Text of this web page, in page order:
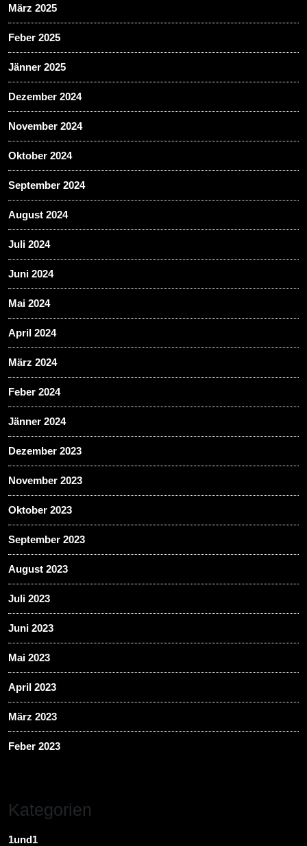
März 2025
Feber 2025
Jänner 2025
Dezember 2024
November 2024
Oktober 2024
September 2024
August 2024
Juli 2024
Juni 2024
Mai 2024
April 2024
März 2024
Feber 2024
Jänner 2024
Dezember 2023
November 2023
Oktober 2023
September 2023
August 2023
Juli 2023
Juni 2023
Mai 2023
April 2023
März 2023
Feber 2023
Kategorien
1und1